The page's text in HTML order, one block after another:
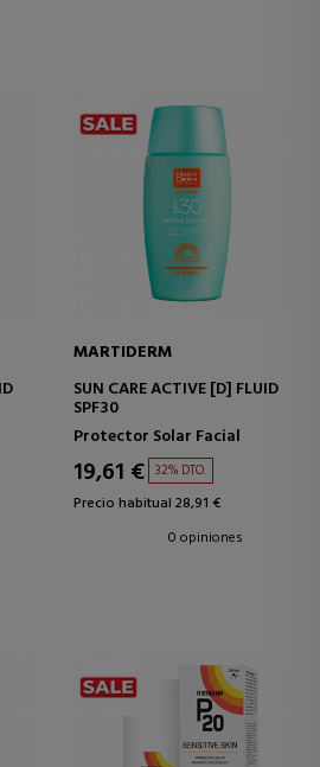
MARTIDERM
SUN CARE ACTIVE [D] FLUID
SPF30
Protector Solar Facial
19,61 € 32% DTO.
Precio habitual 28,91 €
0 opiniones